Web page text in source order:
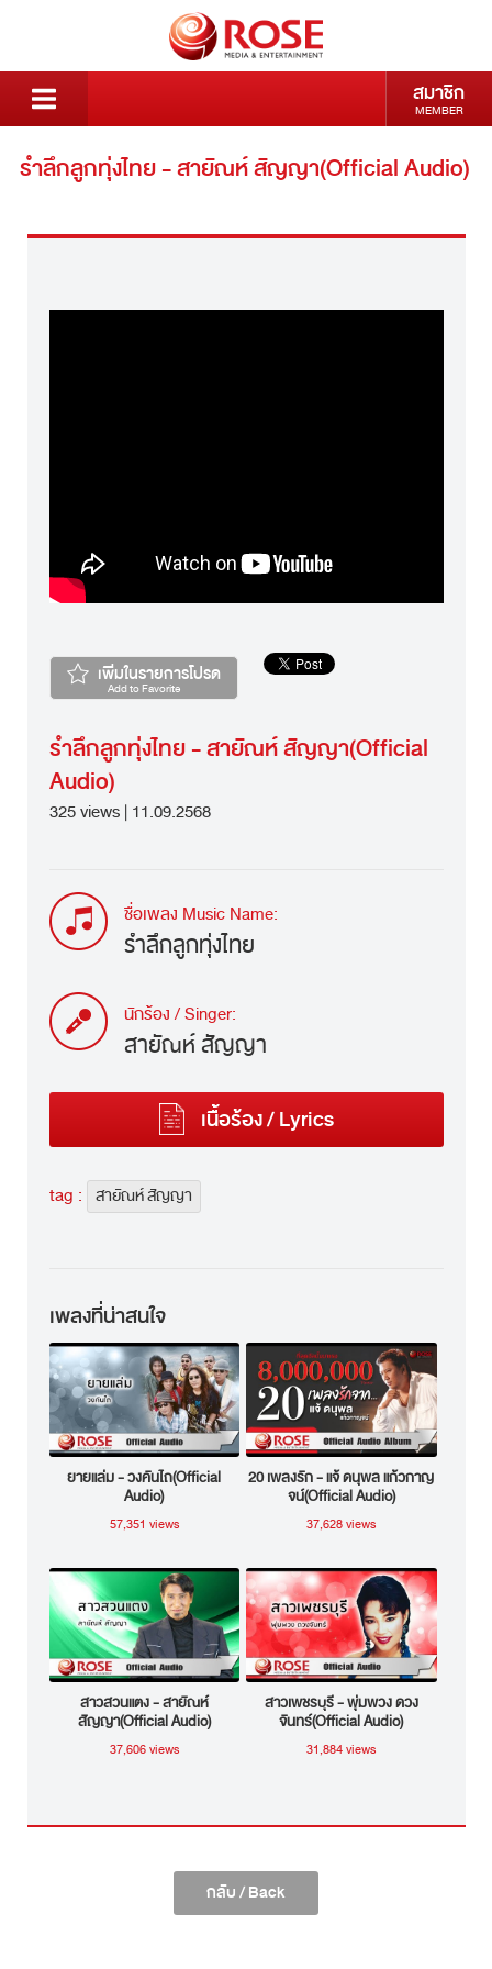
สมาชิก
MEMBER
รำลึกลูกทุ่งไทย - สายัณห์ สัญญา(Official Audio)
เพิ่มในรายการโปรด
Add to Favorite
รำลึกลูกทุ่งไทย - สายัณห์ สัญญา(Official
Audio)
325 views | 11.09.2568
ชื่อเพลง Music Name:
รำลึกลูกทุ่งไทย
นักร้อง / Singer:
สายัณห์ สัญญา
เนื้อร้อง / Lyrics
tag : สายัณห์ สัญญา
เพลงที่น่าสนใจ
ยายแล่ม - วงคันไถ(Official
Audio)
57,351 views
20 เพลงรัก - แจ้ ดนุพล แก้วกาญ
จน์(Official Audio)
37,628 views
สาวสวนแตง - สายัณห์
สัญญา(Official Audio)
37,606 views
สาวเพชรบุรี - พุ่มพวง ดวง
จันทร์(Official Audio)
31,884 views
กลับ / Back